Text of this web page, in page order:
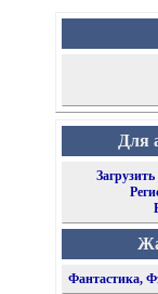
Для
Фантастика,